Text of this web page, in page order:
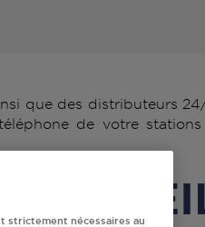
que des distributeurs
de votre
strictement nécessaires au